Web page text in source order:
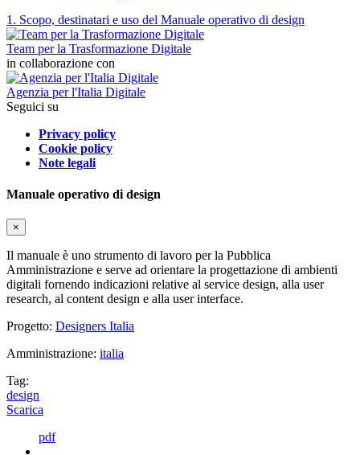
1. Scopo, destinatari e uso del Manuale operativo di design
Team per la Trasformazione Digitale
in collaborazione con
Agenzia per l'Italia Digitale
Seguici su
Privacy policy
Cookie policy
Note legali
Manuale operativo di design
×
Il manuale è uno strumento di lavoro per la Pubblica
Amministrazione e serve ad orientare la progettazione di ambienti
digitali fornendo indicazioni relative al service design, alla user
research, al content design e alla user interface.
Progetto: Designers Italia
Amministrazione: italia
Tag:
design
Scarica
pdf